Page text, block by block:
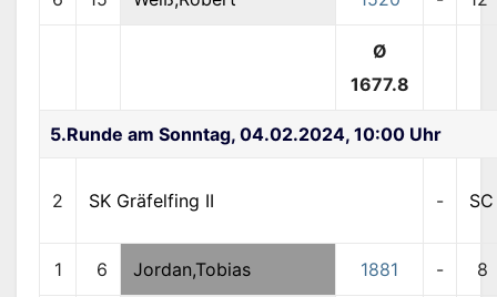
Ø
1677.8
5.Runde am Sonntag, 04.02.2024, 10:00 Uhr
2 SK Gräfelfing II -
1 6 Jordan,Tobias 1881 - 8